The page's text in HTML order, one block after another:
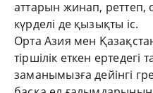
аттарын жинап, реттеп,
күрделі де қызықты іс.
Орта Азия мен
тіршілік еткен ертедегі
заманымызға дейінгі